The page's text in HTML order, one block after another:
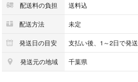
□状態: B
【状態ランクについて】
S：ほぼ新品同様
A：使用感が少なく、かなり状態が良い
配送料の負担 送料込
配送方法 未定
発送日の目安 支払い後、1～2日で発送
発送元の地域 千葉県